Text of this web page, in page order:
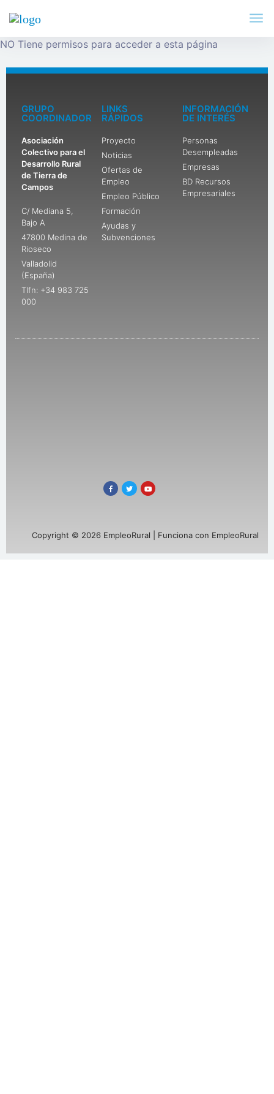
NO Tiene permisos para acceder a esta página
GRUPO
COORDINADOR
Asociación
Colectivo para el
Desarrollo Rural
de Tierra de
Campos
C/ Mediana 5,
Bajo A
47800 Medina de
Rioseco
Valladolid
(España)
Tlfn: +34 983 725
000
LINKS
RÁPIDOS
Proyecto
Noticias
Ofertas de
Empleo
Empleo Público
Formación
Ayudas y
Subvenciones
INFORMACIÓN
DE INTERÉS
Personas
Desempleadas
Empresas
BD Recursos
Empresariales
Copyright © 2026 EmpleoRural | Funciona con EmpleoRural